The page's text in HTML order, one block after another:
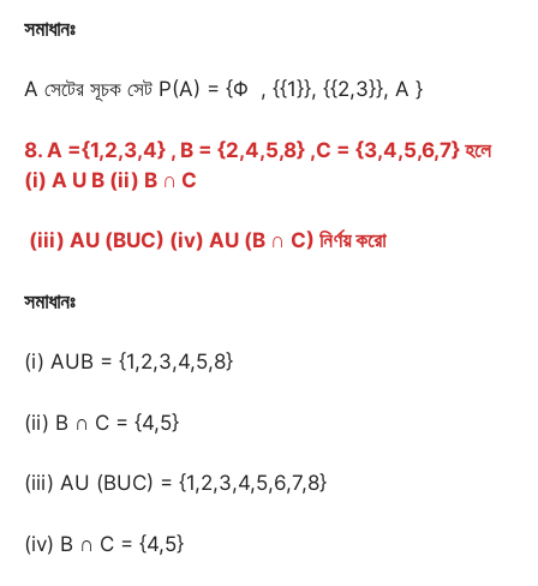
সমাধানঃ
A সেটের সূচক সেট P(A) = {Φ , {{1}}, {{2,3}}, A }
8. A ={1,2,3,4} , B = {2,4,5,8} ,C = {3,4,5,6,7} হলে
(i) A U B (ii) B ∩ C
(iii) AU (BUC) (iv) AU (B ∩ C) নির্ণয় করো
সমাধানঃ
(i) AUB = {1,2,3,4,5,8}
(ii) B ∩ C = {4,5}
(iii) AU (BUC) = {1,2,3,4,5,6,7,8}
(iv) B ∩ C = {4,5}